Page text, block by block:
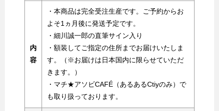
内
容
・本商品は完全受注生産です。ご予約からお
よそ1ヵ月後に発送予定です。
・細川誠一郎の直筆サイン入り
・額装してご指定の住所までお届けいたしま
す。（※お届けは日本国内に限らせていただ
きます。）
・マチ★アソビCAFÉ（あるあるCtiyのみ）で
も取り扱っております。